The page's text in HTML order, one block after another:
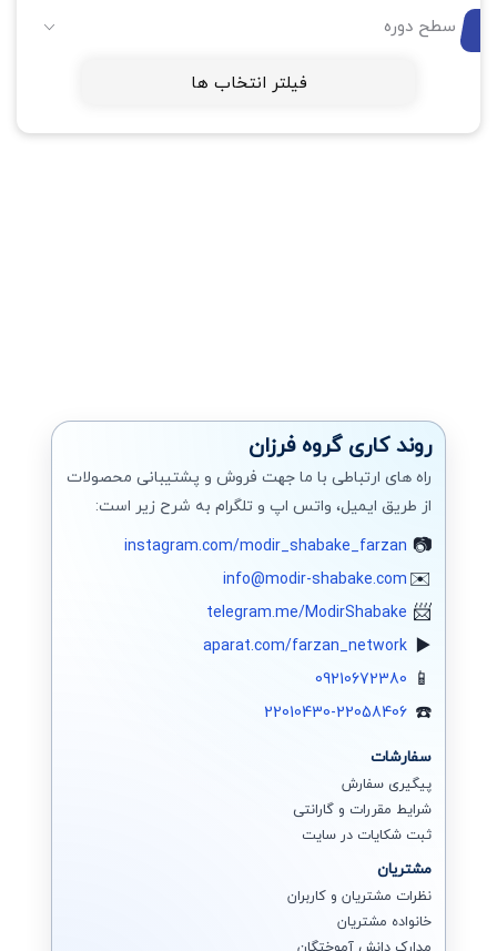
سطح دوره
فیلتر انتخاب ها
روند کاری گروه فرزان
راه های ارتباطی با ما جهت فروش و پشتیبانی محصولات
از طریق ایمیل، واتس اپ و تلگرام به شرح زیر است:
instagram.com/modir_shabake_farzan
info@modir-shabake.com
telegram.me/ModirShabake
aparat.com/farzan_network
09210672380
22010430-22058406
سفارشات
پیگیری سفارش
شرایط مقررات و گارانتی
ثبت شکایات در سایت
مشتریان
نظرات مشتریان و کاربران
خانواده مشتریان